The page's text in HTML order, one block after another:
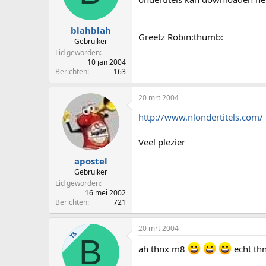
r
e
r
m
blahblah
Gebruiker
Lid geworden
10 jan 2004
Berichten
163
Greetz Robin:thumb:
apostel
Gebruiker
Lid geworden
16 mei 2002
Berichten
721
20 mrt 2004
http://www.nlondertitels.com/
Veel plezier
TS B
20 mrt 2004
ah thnx m8 echt